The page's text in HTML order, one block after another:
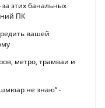
этих банальных
ПК
вашей
метро, трамваи и
шмюар не знаю“ -